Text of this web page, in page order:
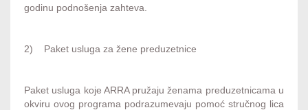
godinu podnošenja zahteva.
2) Paket usluga za žene preduzetnice
Paket usluga koje ARRA pružaju ženama preduzetnicama u
okviru ovog programa podrazumevaju pomoć stručnog lica